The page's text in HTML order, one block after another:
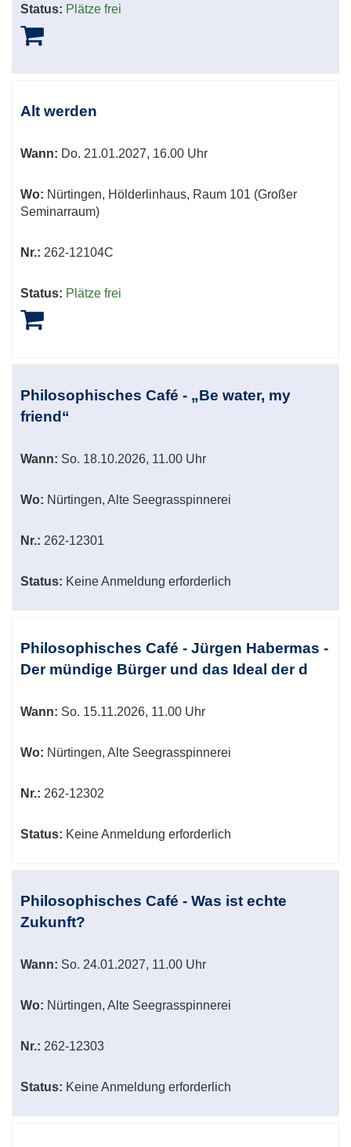
Status: Plätze frei
Alt werden
Wann: Do. 21.01.2027, 16.00 Uhr
Wo: Nürtingen, Hölderlinhaus, Raum 101 (Großer
Seminarraum)
Nr.: 262-12104C
Status: Plätze frei
Philosophisches Café - „Be water, my
friend“
Wann: So. 18.10.2026, 11.00 Uhr
Wo: Nürtingen, Alte Seegrasspinnerei
Nr.: 262-12301
Status: Keine Anmeldung erforderlich
Philosophisches Café - Jürgen Habermas -
Der mündige Bürger und das Ideal der d
Wann: So. 15.11.2026, 11.00 Uhr
Wo: Nürtingen, Alte Seegrasspinnerei
Nr.: 262-12302
Status: Keine Anmeldung erforderlich
Philosophisches Café - Was ist echte
Zukunft?
Wann: So. 24.01.2027, 11.00 Uhr
Wo: Nürtingen, Alte Seegrasspinnerei
Nr.: 262-12303
Status: Keine Anmeldung erforderlich